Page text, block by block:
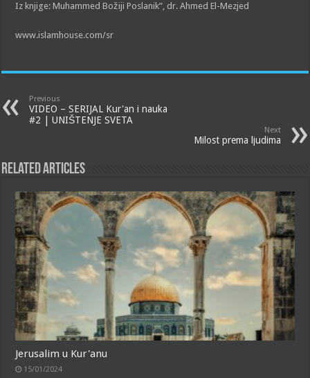
Iz knjige: Muhammed Božiji Poslanik”, dr. Ahmed El-Mezjed
www.islamhouse.com/sr
Previous
VIDEO – SERIJAL Kur'an i nauka
#2 | UNIŠTENJE SVETA
Next
Milost prema ljudima
Related Articles
Jerusalim u Kur'anu
15/01/2024